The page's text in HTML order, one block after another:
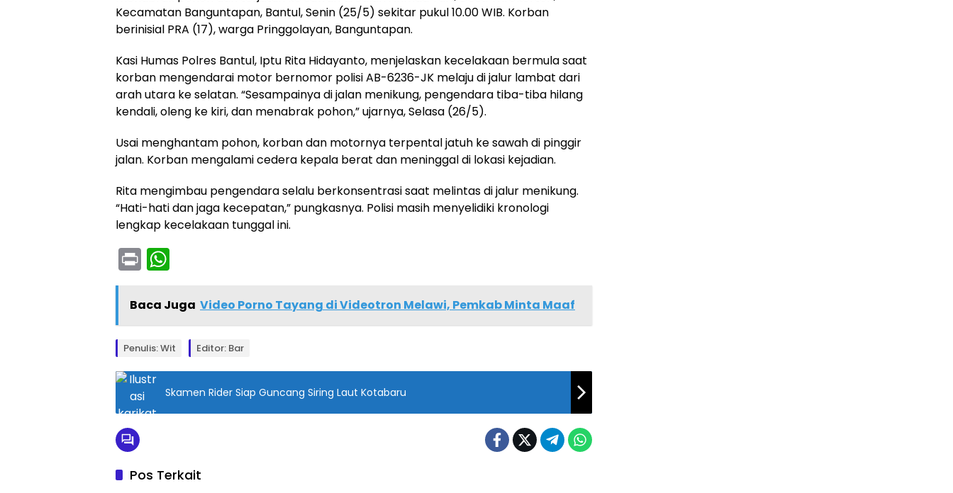
Kecamatan Banguntapan, Bantul, Senin (25/5) sekitar pukul 10.00 WIB. Korban
berinisial PRA (17), warga Pringgolayan, Banguntapan.
Kasi Humas Polres Bantul, Iptu Rita Hidayanto, menjelaskan kecelakaan bermula saat
korban mengendarai motor bernomor polisi AB-6236-JK melaju di jalur lambat dari
arah utara ke selatan. “Sesampainya di jalan menikung, pengendara tiba-tiba hilang
kendali, oleng ke kiri, dan menabrak pohon,” ujarnya, Selasa (26/5).
Usai menghantam pohon, korban dan motornya terpental jatuh ke sawah di pinggir
jalan. Korban mengalami cedera kepala berat dan meninggal di lokasi kejadian.
Rita mengimbau pengendara selalu berkonsentrasi saat melintas di jalur menikung.
“Hati-hati dan jaga kecepatan,” pungkasnya. Polisi masih menyelidiki kronologi
lengkap kecelakaan tunggal ini.
Pr
in
t a
ts
A
p
p
Baca Juga Video Porno Tayang di Videotron Melawi, Pemkab Minta Maaf
Penulis: Wit Editor: Bar
Skamen Rider Siap Guncang Siring Laut Kotabaru
Pos Terkait
Nasional